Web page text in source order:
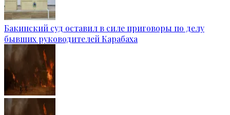
Бакинский суд оставил в силе приговоры по делу
бывших руководителей Карабаха